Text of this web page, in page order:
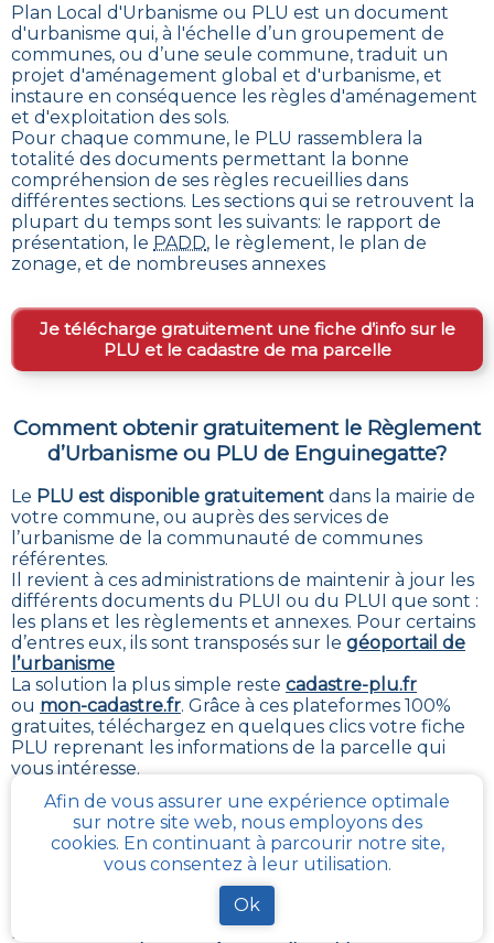
Plan Local d'Urbanisme ou PLU est un document
d'urbanisme qui, à l'échelle d’un groupement de
communes, ou d’une seule commune, traduit un
projet d'aménagement global et d'urbanisme, et
instaure en conséquence les règles d'aménagement
et d'exploitation des sols.
Pour chaque commune, le PLU rassemblera la
totalité des documents permettant la bonne
compréhension de ses règles recueillies dans
différentes sections. Les sections qui se retrouvent la
plupart du temps sont les suivants: le rapport de
présentation, le PADD, le règlement, le plan de
zonage, et de nombreuses annexes
Je télécharge gratuitement une fiche d’info sur le
PLU et le cadastre de ma parcelle
Comment obtenir gratuitement le Règlement
d’Urbanisme ou PLU de Enguinegatte?
Le PLU est disponible gratuitement dans la mairie de
votre commune, ou auprès des services de
l’urbanisme de la communauté de communes
référentes.
Il revient à ces administrations de maintenir à jour les
différents documents du PLUI ou du PLUI que sont :
les plans et les règlements et annexes. Pour certains
d’entres eux, ils sont transposés sur le géoportail de
l’urbanisme
La solution la plus simple reste cadastre-plu.fr
ou mon-cadastre.fr. Grâce à ces plateformes 100%
gratuites, téléchargez en quelques clics votre fiche
PLU reprenant les informations de la parcelle qui
vous intéresse.
La plateformeUrbaneasepropose un accès interactif
simplifié à tous les règlements d’urbanisme en
France mais réservé uniquement aux professionnels
du secteur immobilier
Ce que contient la fiche synthétique PLU, pour la
parcelle de votre choix àEnguinegatte
Afin de vous assurer une expérience optimale
sur notre site web, nous employons des
cookies. En continuant à parcourir notre site,
vous consentez à leur utilisation.
Ok